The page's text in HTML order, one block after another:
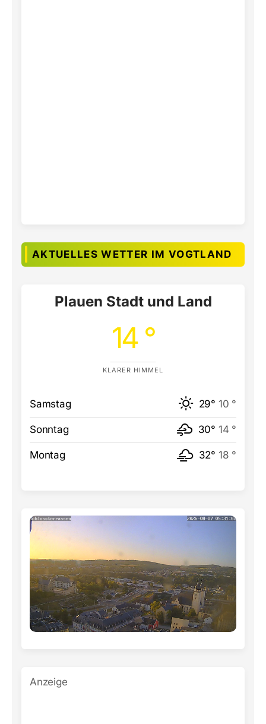
AKTUELLES WETTER IM VOGTLAND
Plauen Stadt und Land
14 °
KLARER HIMMEL
Samstag 29° 10 °
Sonntag 30° 14 °
Montag 32° 18 °
Anzeige